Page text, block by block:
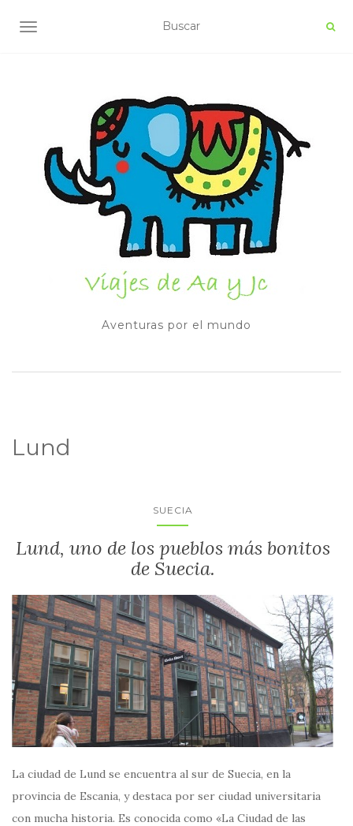
ALTERNAR NAVEGACIÓN
Aventuras por el mundo
Lund
SUECIA
Lund, uno de los pueblos más bonitos
de Suecia.
La ciudad de Lund se encuentra al sur de Suecia, en la
provincia de Escania, y destaca por ser ciudad universitaria
con mucha historia. Es conocida como «La Ciudad de las